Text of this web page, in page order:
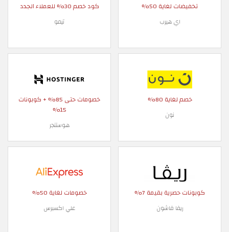
تخفيضات لغاية 50%
اي هيرب
كود خصم 30% للعملاء الجدد
تيمو
خصم لغاية 80%
نون
خصومات حتى 85% + كوبونات
15%
هوستنجر
كوبونات حصرية بقيمة 7%
ريفا فاشون
خصومات لغاية 50%
علي اكسبرس